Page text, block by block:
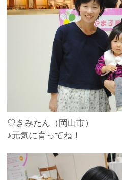
♡きみたん（岡山市）
♪元気に育ってね！